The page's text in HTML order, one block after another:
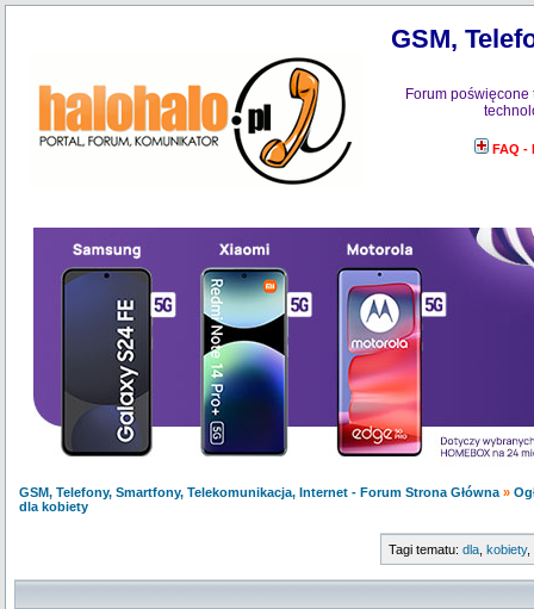
GSM,
Forum
FAQ -
GSM, Telefony, Smartfony, Telekomunikacja, Internet - Forum Strona Główna »
dla kobiety
Tagi tematu: dla kobiety,